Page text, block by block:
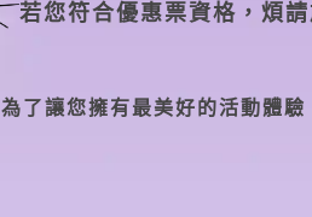
若您符合優惠票資格，煩
為了讓您擁有最美好的活動體